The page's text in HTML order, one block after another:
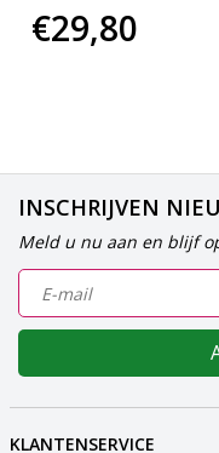
€29,80
INSCHRIJVEN
Meld u nu aan en blijf
KLANTENSERVICE